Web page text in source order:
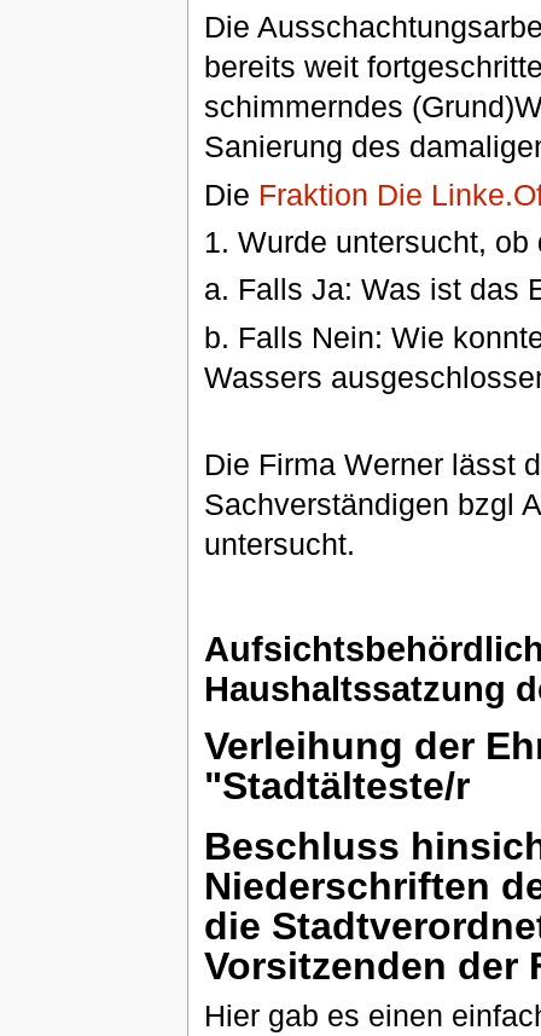
Die
bereits weit
schimmerndes
Sanierung des
Die Fraktion Die
1. Wurde untersucht,
a. Falls Ja: Was ist das
b. Falls Nein: Wie
Wassers
Die Firma Werner lässt
Sachverständigen bzgl
untersucht.
Haushaltssatzung
Verleihung der
"Stadtälteste/r
Beschluss
Niederschriften
die
Vorsitzenden der
Hier gab es einen